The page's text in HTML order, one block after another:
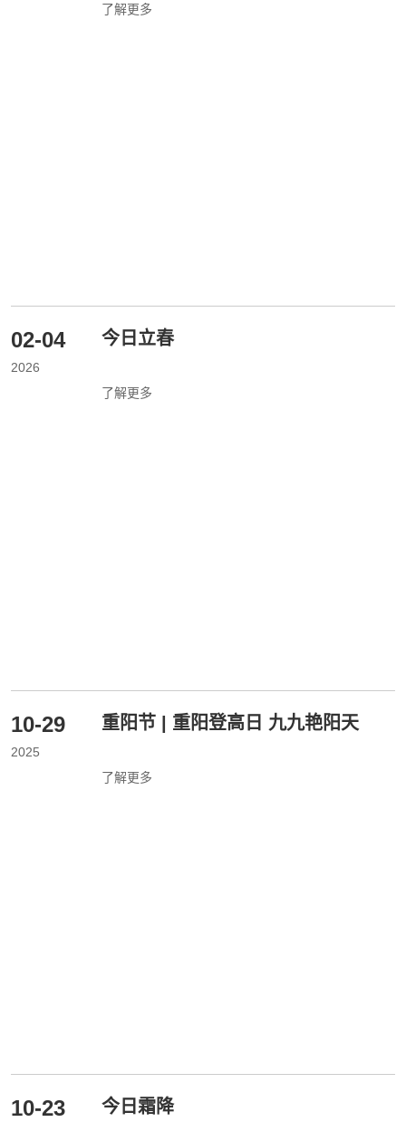
了解更多
02-04
2026
今日立春
了解更多
10-29
2025
重阳节 | 重阳登高日 九九艳阳天
了解更多
10-23 今日霜降